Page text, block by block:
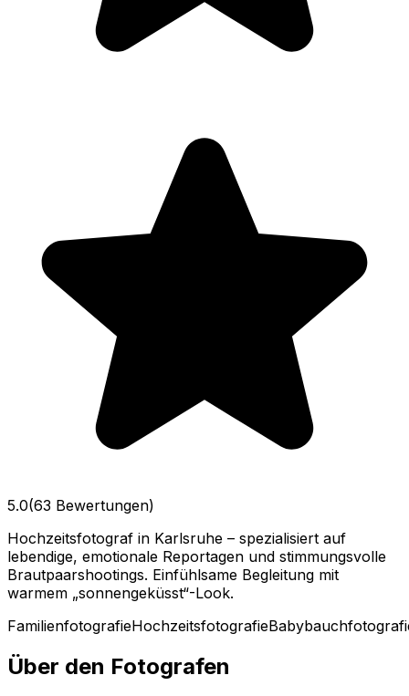
5.0(63 Bewertungen)
Hochzeitsfotograf in Karlsruhe – spezialisiert auf
lebendige, emotionale Reportagen und stimmungsvolle
Brautpaarshootings. Einfühlsame Begleitung mit
warmem „sonnengeküsst“-Look.
FamilienfotografieHochzeitsfotografie
Über den Fotografen